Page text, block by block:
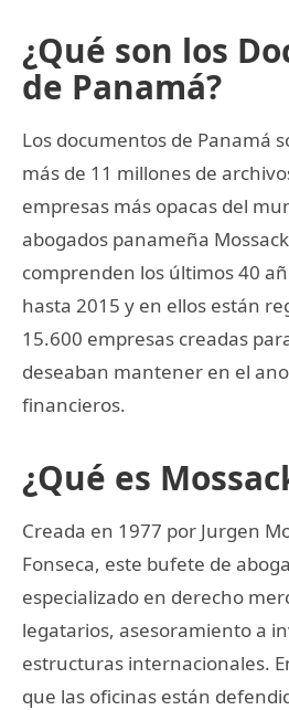
¿Qué son los
de Panamá?
Los documentos de Panamá
más de 11 millones de
empresas más opacas del
abogados panameña
comprenden los últimos 40
hasta 2015 y en ellos están
15.600 empresas creadas
deseaban mantener en el
financieros.
¿Qué es
Creada en 1977 por Jurgen
Fonseca, este bufete de
especializado en derecho
legatarios, asesoramiento a
estructuras internacionales.
que las oficinas están